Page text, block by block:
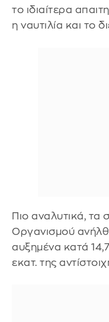
το ιδιαίτερα
η ναυτιλία και το
Πιο αναλυτικά, τα
Οργανισμού
αυξημένα κατά
εκατ. της